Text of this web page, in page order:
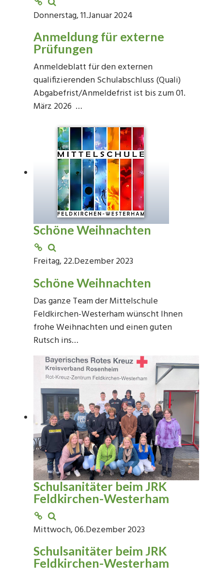
Donnerstag, 11.Januar 2024
Anmeldung für externe
Prüfungen
Anmeldeblatt für den externen
qualifizierenden Schulabschluss (Quali)
Abgabefrist/Anmeldefrist ist bis zum 01.
März 2026 …
Schöne Weihnachten
Freitag, 22.Dezember 2023
Schöne Weihnachten
Das ganze Team der Mittelschule
Feldkirchen-Westerham wünscht Ihnen
frohe Weihnachten und einen guten
Rutsch ins…
Schulsanitäter beim JRK
Feldkirchen-Westerham
Mittwoch, 06.Dezember 2023
Schulsanitäter beim JRK
Feldkirchen-Westerham